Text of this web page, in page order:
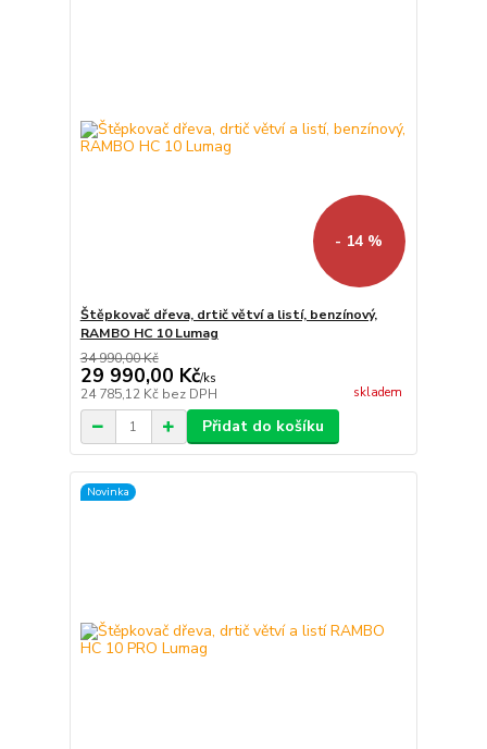
- 14 %
Štěpkovač dřeva, drtič větví a listí, benzínový,
RAMBO HC 10 Lumag
34 990,00 Kč
29 990,00 Kč/ks
24 785,12 Kč bez DPH skladem
Přidat do košíku
Novinka